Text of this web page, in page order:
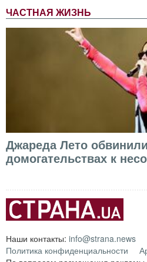
ЧАСТНАЯ ЖИЗНЬ
Джареда Лето
домогательствах к
Наши контакты: info@strana.news
Политика конфиденциальности